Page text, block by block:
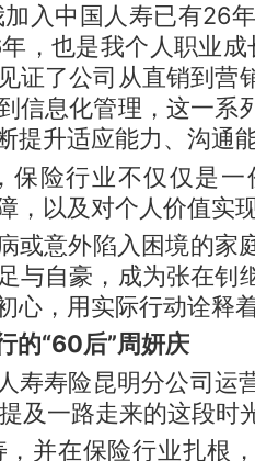
加入中国人寿已有26
，也是我个人职业
证了公司从直销到营
信息化管理，这一系
提升适应能力、沟通
保险行业不仅仅是
，以及对个人价值实
或意外陷入困境的家
与自豪，成为张在钊
心，用实际行动诠释
的“60后”周妍庆
寿寿险昆明分公司运
及一路走来的这段时
，并在保险行业扎根